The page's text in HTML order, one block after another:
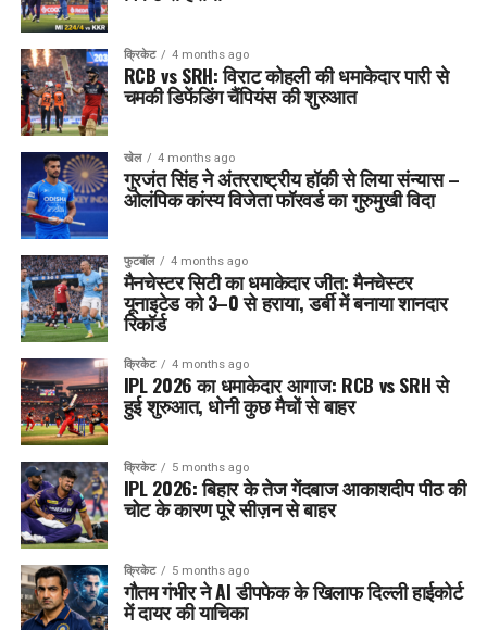
क्रिकेट 4 months ago
RCB vs SRH: विराट कोहली की धमाकेदार पारी से
चमकी डिफेंडिंग चैंपियंस की शुरुआत
खेल 4 months ago
गुरजंत सिंह ने अंतरराष्ट्रीय हॉकी से लिया संन्यास –
ओलंपिक कांस्य विजेता फॉरवर्ड का गुरुमुखी विदा
फुटबॉल 4 months ago
मैनचेस्टर सिटी का धमाकेदार जीत: मैनचेस्टर
यूनाइटेड को 3–0 से हराया, डर्बी में बनाया शानदार
रिकॉर्ड
क्रिकेट 4 months ago
IPL 2026 का धमाकेदार आगाज: RCB vs SRH से
हुई शुरुआत, धोनी कुछ मैचों से बाहर
क्रिकेट 5 months ago
IPL 2026: बिहार के तेज गेंदबाज आकाशदीप पीठ की
चोट के कारण पूरे सीज़न से बाहर
क्रिकेट 5 months ago
गौतम गंभीर ने AI डीपफेक के खिलाफ दिल्ली हाईकोर्ट
में दायर की याचिका